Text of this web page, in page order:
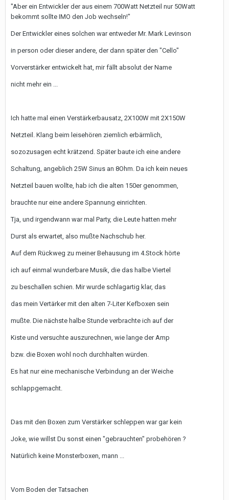
"Aber ein Entwickler der aus einem 700Watt Netzteil nur 50Watt
bekommt sollte IMO den Job wechseln!"
Der Entwickler eines solchen war entweder Mr. Mark Levinson
in person oder dieser andere, der dann später den "Cello"
Vorverstärker entwickelt hat, mir fällt absolut der Name
nicht mehr ein ...
Ich hatte mal einen Verstärkerbausatz, 2X100W mit 2X150W
Netzteil. Klang beim leisehören ziemlich erbärmlich,
sozozusagen echt krätzend. Später baute ich eine andere
Schaltung, angeblich 25W Sinus an 8Ohm. Da ich kein neues
Netzteil bauen wollte, hab ich die alten 150er genommen,
brauchte nur eine andere Spannung einrichten.
Tja, und irgendwann war mal Party, die Leute hatten mehr
Durst als erwartet, also mußte Nachschub her.
Auf dem Rückweg zu meiner Behausung im 4.Stock hörte
ich auf einmal wunderbare Musik, die das halbe Viertel
zu beschallen schien. Mir wurde schlagartig klar, das
das mein Vertärker mit den alten 7-Liter Kefboxen sein
mußte. Die nächste halbe Stunde verbrachte ich auf der
Kiste und versuchte auszurechnen, wie lange der Amp
bzw. die Boxen wohl noch durchhalten würden.
Es hat nur eine mechanische Verbindung an der Weiche
schlappgemacht.
Das mit den Boxen zum Verstärker schleppen war gar kein
Joke, wie willst Du sonst einen "gebrauchten" probehören ?
Natürlich keine Monsterboxen, mann ...
Vom Boden der Tatsachen